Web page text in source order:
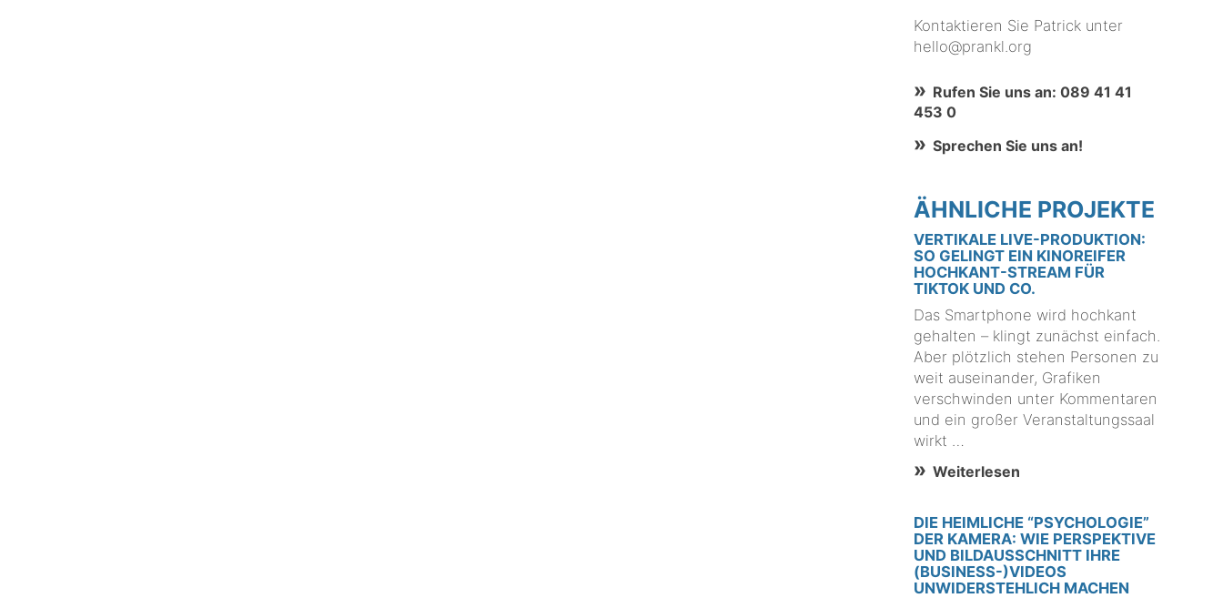
Kontaktieren Sie Patrick unter
hello@prankl.org
Rufen Sie uns an: 089 41 41
453 0
Sprechen Sie uns an!
ÄHNLICHE PROJEKTE
VERTIKALE LIVE-PRODUKTION:
SO GELINGT EIN KINOREIFER
HOCHKANT-STREAM FÜR
TIKTOK UND CO.
Das Smartphone wird hochkant
gehalten – klingt zunächst einfach.
Aber plötzlich stehen Personen zu
weit auseinander, Grafiken
verschwinden unter Kommentaren
und ein großer Veranstaltungssaal
wirkt …
Weiterlesen
DIE HEIMLICHE “PSYCHOLOGIE”
DER KAMERA: WIE PERSPEKTIVE
UND BILDAUSSCHNITT IHRE
(BUSINESS-)VIDEOS
UNWIDERSTEHLICH MACHEN